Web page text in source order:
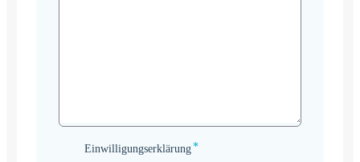
Einwilligungserklärung
Einwilligungserklärung*